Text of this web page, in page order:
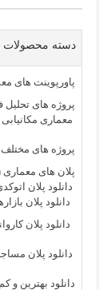
دسته محصولات
پاورپوینت های
پروژه های
معماری
پروژه های مختلف
پلان های معماری
دانلود پلان
دانلود پلان
دانلود پلان
دانلود پلان
دانلود بهترین و